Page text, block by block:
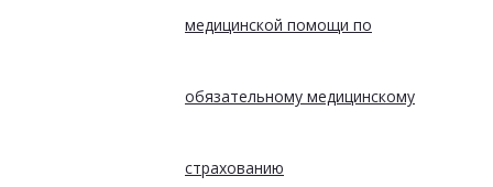
медицинской помощи по
обязательному медицинскому
страхованию